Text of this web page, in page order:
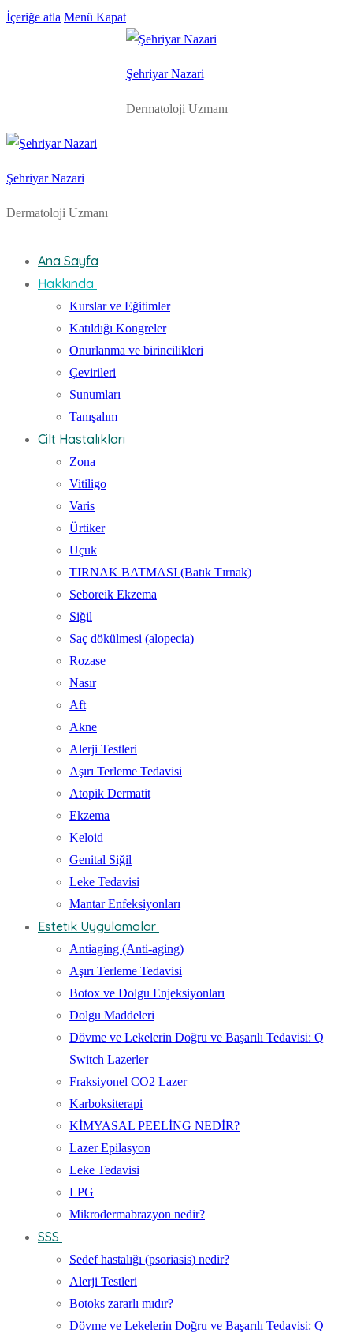
İçeriğe atla Menü Kapat
Şehriyar Nazari
Dermatoloji Uzmanı
Şehriyar Nazari
Dermatoloji Uzmanı
Ana Sayfa
Hakkında
Kurslar ve Eğitimler
Katıldığı Kongreler
Onurlanma ve birincilikleri
Çevirileri
Sunumları
Tanışalım
Cilt Hastalıkları
Zona
Vitiligo
Varis
Ürtiker
Uçuk
TIRNAK BATMASI (Batık Tırnak)
Seboreik Ekzema
Siğil
Saç dökülmesi (alopecia)
Rozase
Nasır
Aft
Akne
Alerji Testleri
Aşırı Terleme Tedavisi
Atopik Dermatit
Ekzema
Keloid
Genital Siğil
Leke Tedavisi
Mantar Enfeksiyonları
Estetik Uygulamalar
Antiaging (Anti-aging)
Aşırı Terleme Tedavisi
Botox ve Dolgu Enjeksiyonları
Dolgu Maddeleri
Dövme ve Lekelerin Doğru ve Başarılı Tedavisi: Q
Switch Lazerler
Fraksiyonel CO2 Lazer
Karboksiterapi
KİMYASAL PEELİNG NEDİR?
Lazer Epilasyon
Leke Tedavisi
LPG
Mikrodermabrazyon nedir?
SSS
Sedef hastalığı (psoriasis) nedir?
Alerji Testleri
Botoks zararlı mıdır?
Dövme ve Lekelerin Doğru ve Başarılı Tedavisi: Q